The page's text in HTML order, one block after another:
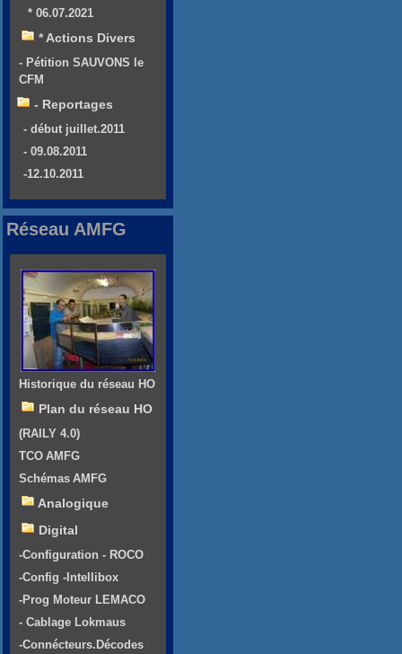
* 06.07.2021
* Actions Divers
- Pétition SAUVONS le
CFM
- Reportages
- début juillet.2011
- 09.08.2011
-12.10.2011
Réseau AMFG
Historique du réseau HO
Plan du réseau HO
(RAILY 4.0)
TCO AMFG
Schémas AMFG
Analogique
Digital
-Configuration - ROCO
-Config -Intellibox
-Prog Moteur LEMACO
- Cablage Lokmaus
-Connécteurs.Décodes